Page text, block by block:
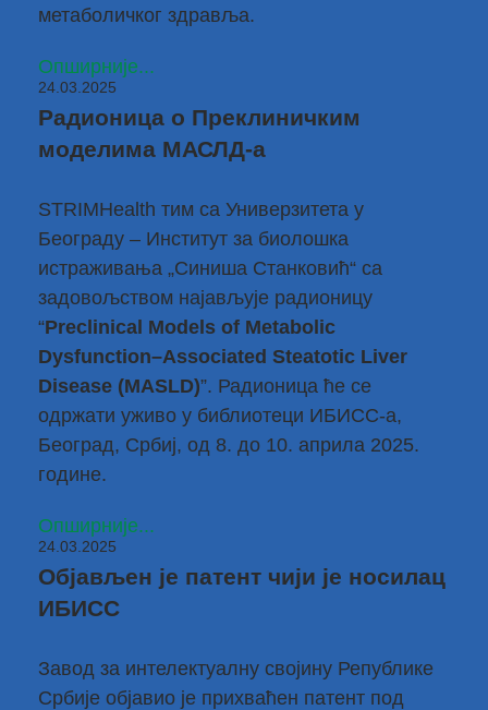
метаболичког здравља.
Опширније...
24.03.2025
Радионица о Преклиничким
моделима МАСЛД-а
STRIMHealth тим са Универзитета у
Београду – Институт за биолошка
истраживања „Синиша Станковић“ са
задовољством најављује радионицу
“Preclinical Models of Metabolic
Dysfunction–Associated Steatotic Liver
Disease (MASLD)”. Радионица ће се
одржати уживо у библиотеци ИБИСС-а,
Београд, Србиј, од 8. до 10. априла 2025.
године.
Опширније...
24.03.2025
Објављен је патент чији је носилац
ИБИСС
Завод за интелектуалну својину Републике
Србије објавио је прихваћен патент под